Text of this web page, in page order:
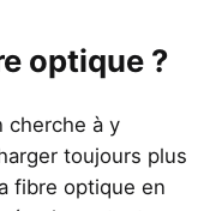
optique ?
cherche à y
toujours plus
fibre optique en